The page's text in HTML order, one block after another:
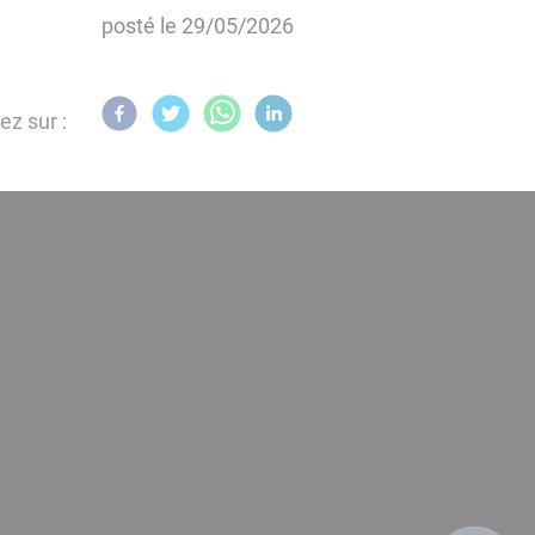
posté le 29/05/2026
sur :